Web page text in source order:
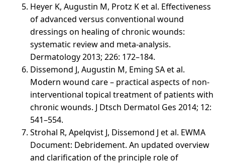
Heyer K, Augustin M, Protz K et al. Effectiveness
of advanced versus conventional wound
dressings on healing of chronic wounds:
systematic review and meta-analysis.
Dermatology 2013; 226: 172–184.
Dissemond J, Augustin M, Eming SA et al.
Modern wound care – practical aspects of non-
interventional topical treatment of patients with
chronic wounds. J Dtsch Dermatol Ges 2014; 12:
541–554.
Strohal R, Apelqvist J, Dissemond J et al. EWMA
Document: Debridement. An updated overview
and clarification of the principle role of